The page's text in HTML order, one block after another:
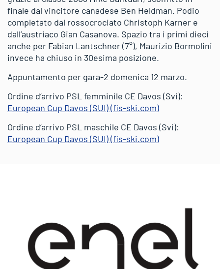
finale dal vincitore canadese Ben Heldman. Podio
completato dal rossocrociato Christoph Karner e
dall’austriaco Gian Casanova. Spazio tra i primi dieci
anche per Fabian Lantschner (7°), Maurizio Bormolini
invece ha chiuso in 30esima posizione.
Appuntamento per gara-2 domenica 12 marzo.
Ordine d’arrivo PSL femminile CE Davos (Svi):
European Cup Davos (SUI) (fis-ski.com)
Ordine d’arrivo PSL maschile CE Davos (Svi):
European Cup Davos (SUI) (fis-ski.com)